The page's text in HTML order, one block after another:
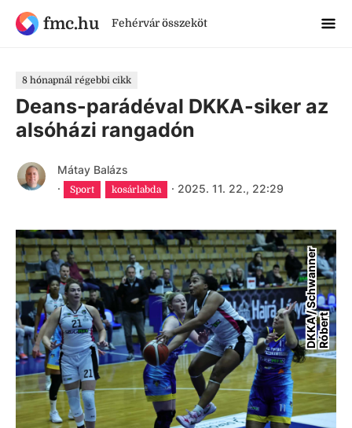
fmc.hu Fehérvár összeköt
8 hónapnál régebbi cikk
Deans-parádéval DKKA-siker az
alsóházi rangadón
Mátay Balázs
·
Sport kosárlabda · 2025. 11. 22., 22:29
D
K
K
A/
S
c
h
w
a
n
n
e
r
R
ó
b
e
rt